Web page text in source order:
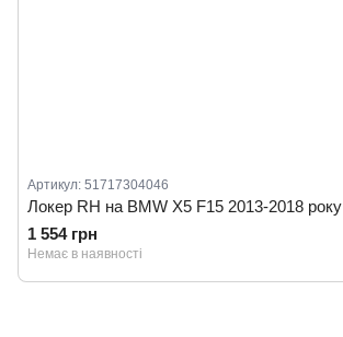
Артикул: 51717304046
Локер RH на BMW X5 F15 2013-2018 року
1 554 грн
Немає в наявності